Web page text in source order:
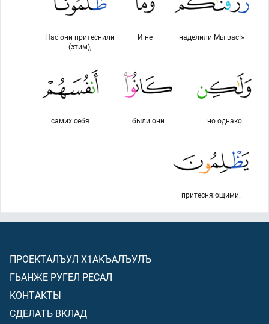
наделили Мы вас!»
И не
Нас они притеснили
(этим),
но однако
были они
самих себя
притесняющими.
ПРОЕКТАЛЪУЛ Х1АКЪАЛЪУЛЪ
ГЬАНЖЕ РУГЕЛ РЕСАЛ
КОНТАКТЫ
СДЕЛАТЬ ВКЛАД